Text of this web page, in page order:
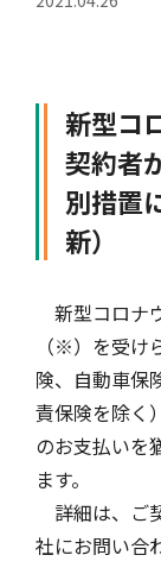
損害保険とは？
自賠責保険
火災保険
地震保険
協会の活動・概
協会の活動・
協会概要
業務・財務等
会員会社情報
損害保険会社
各社の商品につ
試験・研修ト
損害保険代理店
統計・刊行物
統計・刊行物
お知らせ
新型コ
契約者
別措置
新）
新型コロナ
（※）を受け
険、自動車保
責保険を除く
のお支払いを
ます。
詳細は、ご
社にお問い合